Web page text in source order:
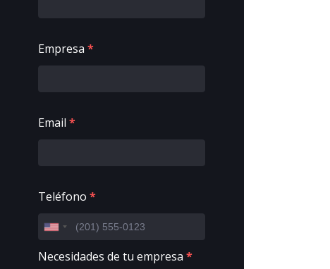
Empresa *
Email *
Teléfono *
Necesidades de tu empresa *